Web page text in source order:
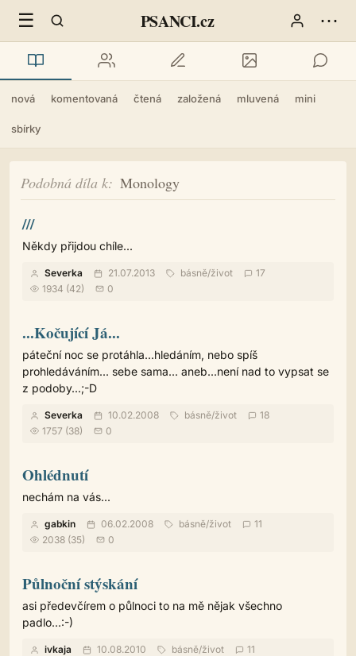
☰ PSANCI.cz ⋯
nová komentovaná čtená založená mluvená mini
sbírky
Podobná díla k Monology
///
Někdy přijdou chíle...
Severka 21.07.2013 básně/život
17
1934 (42)
0
...Kočující Já...
páteční noc se protáhla...hledáním, nebo spíš
prohledáváním... sebe sama... aneb...není nad to vypsat se
z podoby...;-D
Severka 10.02.2008 básně/život
18
1757 (38)
0
Ohlédnutí
nechám na vás...
gabkin 06.02.2008 básně/život
11
2038 (35)
0
Půlnoční stýskání
asi předevčírem o půlnoci to na mě nějak všechno
padlo...:-)
ivkaja 10.08.2010 básně/život
11